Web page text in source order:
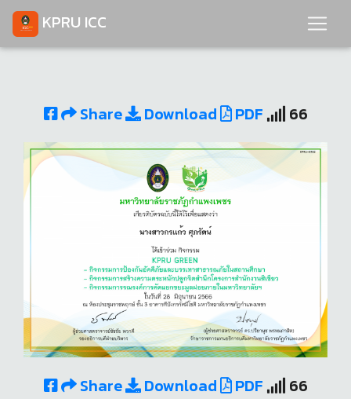
KPRU ICC
Share Download PDF 66
Share Download PDF 66